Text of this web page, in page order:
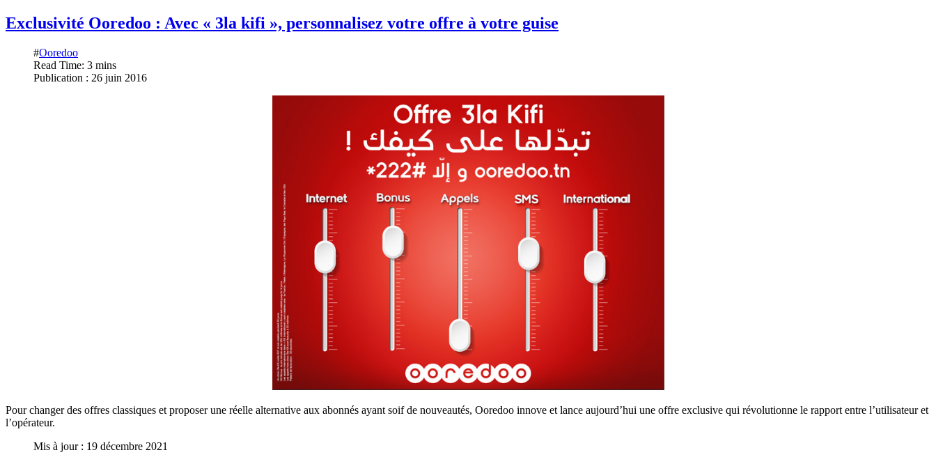
Exclusivité Ooredoo : Avec « 3la kifi », personnalisez votre offre à votre guise
#Ooredoo
Read Time: 3 mins
Publication : 26 juin 2016
Pour changer des offres classiques et proposer une réelle alternative aux abonnés ayant soif de nouveautés, Ooredoo innove et lance aujourd’hui une offre exclusive qui révolutionne le rapport entre l’utilisateur et
l’opérateur.
Mis à jour : 19 décembre 2021